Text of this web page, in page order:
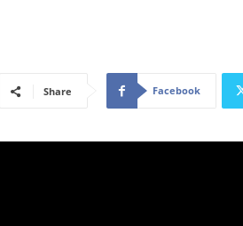
Share Facebook